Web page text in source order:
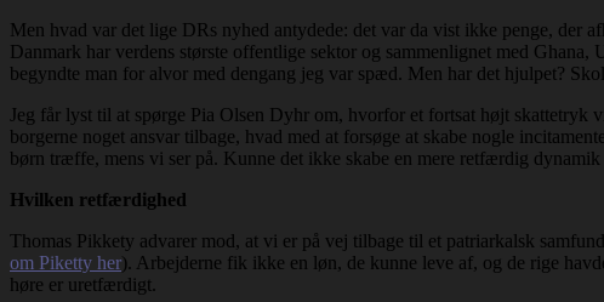
Men hvad var det lige DRs nyhed antydede: det var da vist ikke penge, der
Danmark har verdens største offentlige sektor og sammenlignet med
begyndte man for alvor med dengang jeg var spæd. Men har det hjulpet?
Jeg får lyst til at spørge Pia Olsen Dyhr om, hvorfor et fortsat højt
borgerne noget ansvar tilbage, hvad med at forsøge at skabe nogle
børn træffe, mens vi ser på. Kunne det ikke skabe en mere retfærdig
Hvilken retfærdighed
Thomas Pikkety advarer mod, at vi er på vej tilbage til et patriarkalsk
om Piketty her). Arbejderne fik ikke en løn, de kunne leve af, og de rige
høre er uretfærdigt.